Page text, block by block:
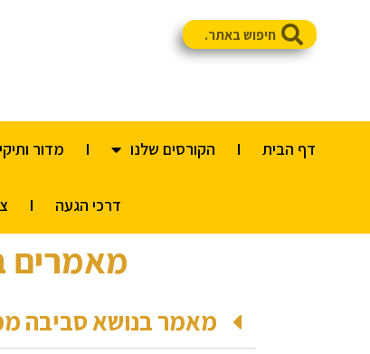
דף הבית הקורסים שלנו מדור
דרכי הגעה
מאמרים
מאמר בנושא סביבה